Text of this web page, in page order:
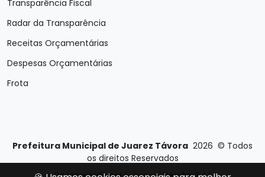
Transparência Fiscal
Radar da Transparência
Receitas Orçamentárias
Despesas Orçamentárias
Frota
Prefeitura Municipal de Juarez Távora 2026 © Todos
os direitos Reservados
Desenvolvido porE-Ticons| Versão: 2.4.1